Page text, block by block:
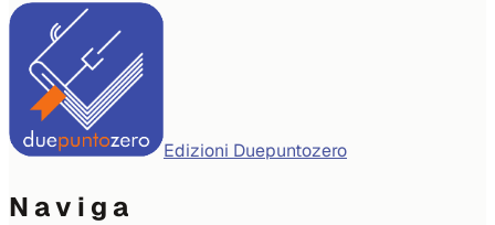
Edizioni Duepuntozero
Naviga